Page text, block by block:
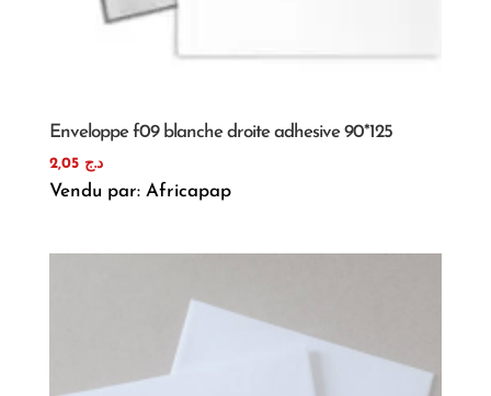
Enveloppe f09 blanche droite adhesive 90*125
د.ج 2,05
Vendu par: Africapap